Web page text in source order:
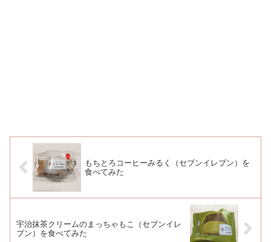
もちとろコーヒーみるく（セブンイレブン）を
食べてみた
宇治抹茶クリームのまっちゃもこ（セブンイレ
ブン）を食べてみた